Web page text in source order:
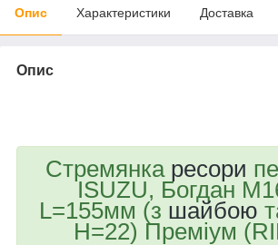
Опис Характеристики Доставка
Опис
Стремянка ресори
ISUZU, Богдан
L=155мм (з шайбою
Н=22) Преміум